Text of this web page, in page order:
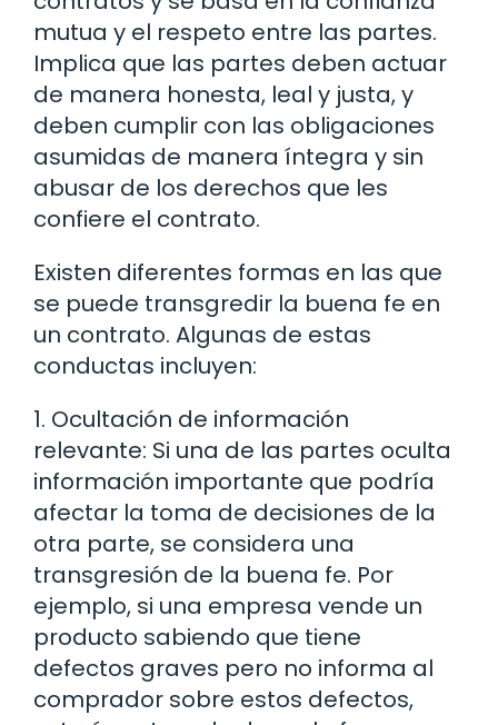
mutua y el respeto entre las partes.
Implica que las partes deben actuar
de manera honesta, leal y justa, y
deben cumplir con las obligaciones
asumidas de manera íntegra y sin
abusar de los derechos que les
confiere el contrato.
Existen diferentes formas en las que
se puede transgredir la buena fe en
un contrato. Algunas de estas
conductas incluyen:
1. Ocultación de información
relevante: Si una de las partes oculta
información importante que podría
afectar la toma de decisiones de la
otra parte, se considera una
transgresión de la buena fe. Por
ejemplo, si una empresa vende un
producto sabiendo que tiene
defectos graves pero no informa al
comprador sobre estos defectos,